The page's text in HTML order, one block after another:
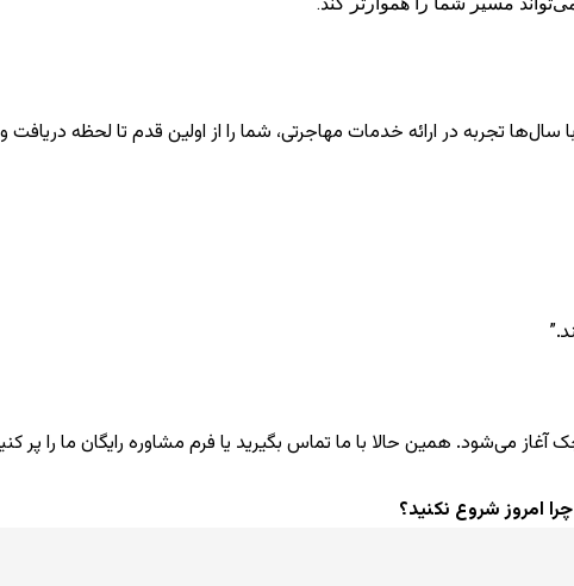
سال‌ها تجربه در ارائه خدمات مهاجرتی، شما را از اولین قدم تا لحظه
می‌شود. همین حالا با ما تماس بگیرید یا فرم مشاوره رایگان ما را پر
امروز شروع نکنید؟